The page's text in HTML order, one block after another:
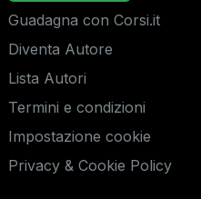
Guadagna con Corsi.it
Diventa Autore
Lista Autori
Termini e condizioni
Impostazione cookie
Privacy & Cookie Policy